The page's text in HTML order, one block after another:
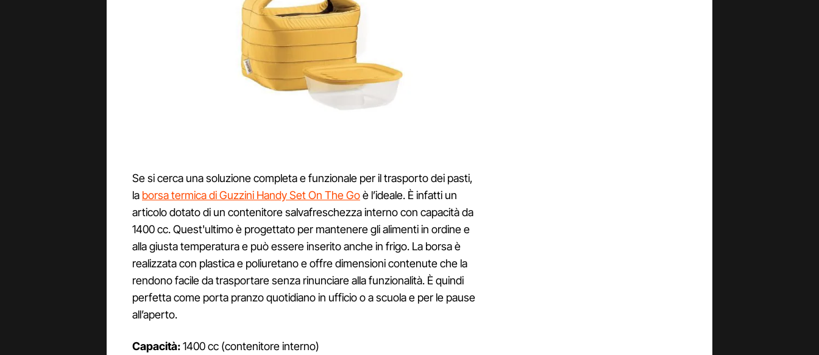
Se si cerca una soluzione completa e funzionale per il trasporto dei pasti,
la borsa termica di Guzzini Handy Set On The Goè l’ideale. È infatti un
articolo dotato di un contenitore salvafreschezza interno con capacità da
1400 cc. Quest'ultimo è progettato per mantenere gli alimenti in ordine e
alla giusta temperatura e può essere inserito anche in frigo. La borsa è
realizzata con plastica e poliuretano e offre dimensioni contenute che la
rendono facile da trasportare senza rinunciare alla funzionalità. È quindi
perfetta come porta pranzo quotidiano in ufficio o a scuola e per le pause
all’aperto.
Capacità:1400 cc (contenitore interno)